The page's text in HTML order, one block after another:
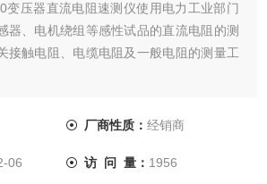
变压器直流电阻速测仪使用电力工业部门
器、电机绕组等感性试品的直流电阻的测
接触电阻、电缆电阻及一般电阻的测量工
厂商性质： 经销商
06 访 问 量： 1956